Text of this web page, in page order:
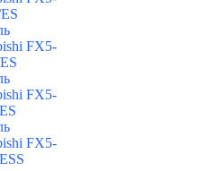
FX5-
FX5-
FX5-